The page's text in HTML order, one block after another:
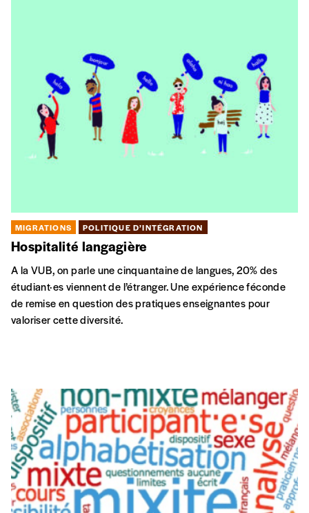
MIGRATIONS POLITIQUE D’INTÉGRATION
Hospitalité langagière
A la VUB, on parle une cinquantaine de langues, 20% des
étudiant·es viennent de l’étranger. Une expérience féconde
de remise en question des pratiques enseignantes pour
valoriser cette diversité.